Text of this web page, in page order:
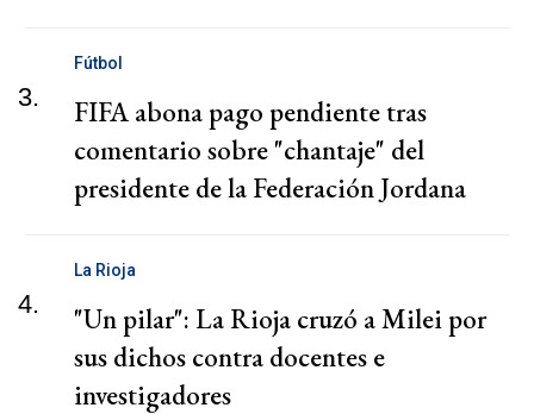
3.
Fútbol
FIFA abona pago pendiente tras
comentario sobre "chantaje" del
presidente de la Federación Jordana
4.
La Rioja
"Un pilar": La Rioja cruzó a Milei por
sus dichos contra docentes e
investigadores